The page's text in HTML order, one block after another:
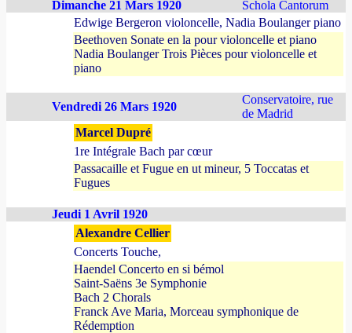
Dimanche 21 Mars 1920
Schola Cantorum
Edwige Bergeron violoncelle, Nadia Boulanger piano
Beethoven Sonate en la pour violoncelle et piano
Nadia Boulanger Trois Pièces pour violoncelle et
piano
Vendredi 26 Mars 1920
Conservatoire, rue
de Madrid
Marcel Dupré
1re Intégrale Bach par cœur
Passacaille et Fugue en ut mineur, 5 Toccatas et
Fugues
Jeudi 1 Avril 1920
Alexandre Cellier
Concerts Touche,
Haendel Concerto en si bémol
Saint-Saëns 3e Symphonie
Bach 2 Chorals
Franck Ave Maria, Morceau symphonique de
Rédemption